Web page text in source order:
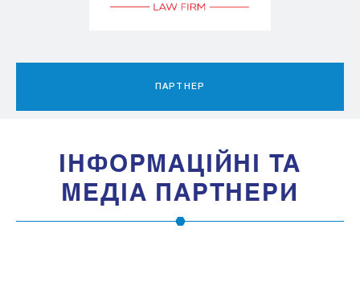
ПАРТНЕР
IНФОРМАЦIЙНI ТА
МЕДIА ПАРТНЕРИ